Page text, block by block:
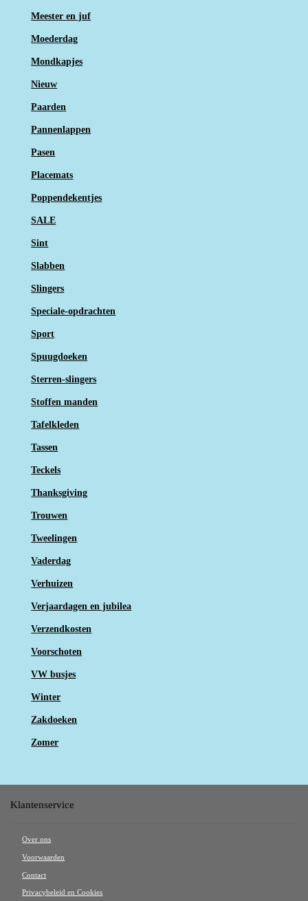
Meester en juf
Moederdag
Mondkapjes
Nieuw
Paarden
Pannenlappen
Pasen
Placemats
Poppendekentjes
SALE
Sint
Slabben
Slingers
Speciale-opdrachten
Sport
Spuugdoeken
Sterren-slingers
Stoffen manden
Tafelkleden
Tassen
Teckels
Thanksgiving
Trouwen
Tweelingen
Vaderdag
Verhuizen
Verjaardagen en jubilea
Verzendkosten
Voorschoten
VW busjes
Winter
Zakdoeken
Zomer
Klantenservice
Over ons
Voorwaarden
Contact
Privacybeleid en Cookies